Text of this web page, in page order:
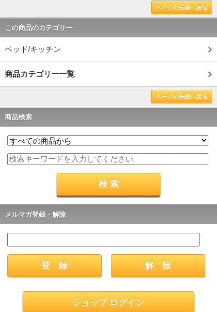
ページの先頭へ戻る
この商品のカテゴリー
ベッド/キッチン
商品カテゴリー一覧
ページの先頭へ戻る
商品検索
メルマガ登録・解除
ショップ ログイン